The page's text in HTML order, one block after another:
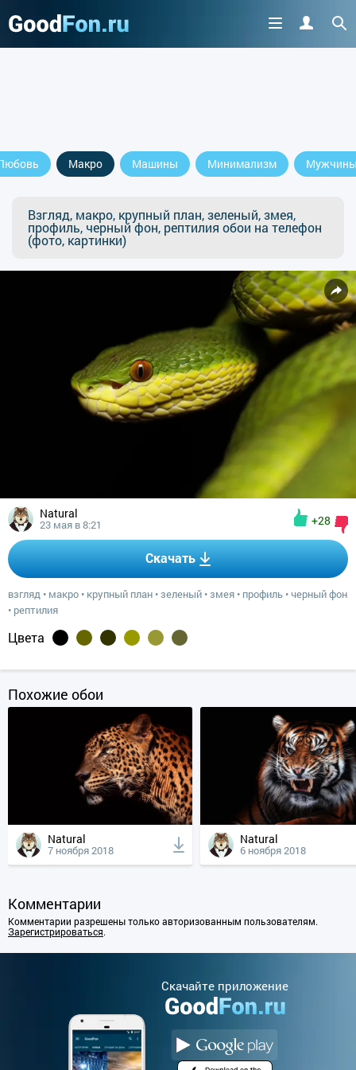
Макро Машины Минимализм
Взгляд, макро, крупный план, зеленый, змея,
профиль, черный фон, рептилия обои на телефон
(фото, картинки)
Natural
23 мая в 8:21 +28
Скачать
взгляд • макро • крупный план •зеленый •змея • профиль •черный фон
• рептилия
Цвета
Похожие обои
Natural
7 ноября 2018
Natural
6 ноября 2018
Комментарии
Комментарии разрешены только авторизованным пользователям.
Зарегистрироваться.
Cкачайте приложение